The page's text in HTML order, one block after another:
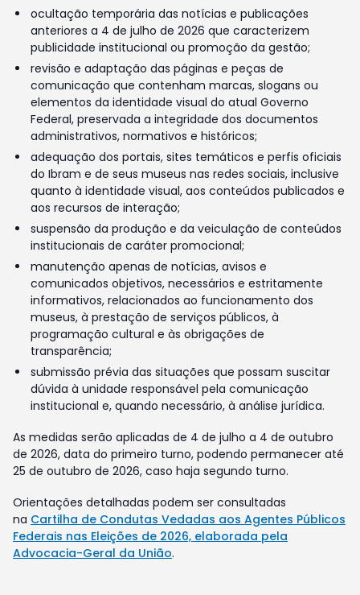
ocultação temporária das notícias e publicações
anteriores a 4 de julho de 2026 que caracterizem
publicidade institucional ou promoção da gestão;
revisão e adaptação das páginas e peças de
comunicação que contenham marcas, slogans ou
elementos da identidade visual do atual Governo
Federal, preservada a integridade dos documentos
administrativos, normativos e históricos;
adequação dos portais, sites temáticos e perfis oficiais
do Ibram e de seus museus nas redes sociais, inclusive
quanto à identidade visual, aos conteúdos publicados e
aos recursos de interação;
suspensão da produção e da veiculação de conteúdos
institucionais de caráter promocional;
manutenção apenas de notícias, avisos e
comunicados objetivos, necessários e estritamente
informativos, relacionados ao funcionamento dos
museus, à prestação de serviços públicos, à
programação cultural e às obrigações de
transparência;
submissão prévia das situações que possam suscitar
dúvida à unidade responsável pela comunicação
institucional e, quando necessário, à análise jurídica.
As medidas serão aplicadas de 4 de julho a 4 de outubro
de 2026, data do primeiro turno, podendo permanecer até
25 de outubro de 2026, caso haja segundo turno.
Orientações detalhadas podem ser consultadas
na Cartilha de Condutas Vedadas aos Agentes Públicos
Federais nas Eleições de 2026, elaborada pela
Advocacia-Geral da União.